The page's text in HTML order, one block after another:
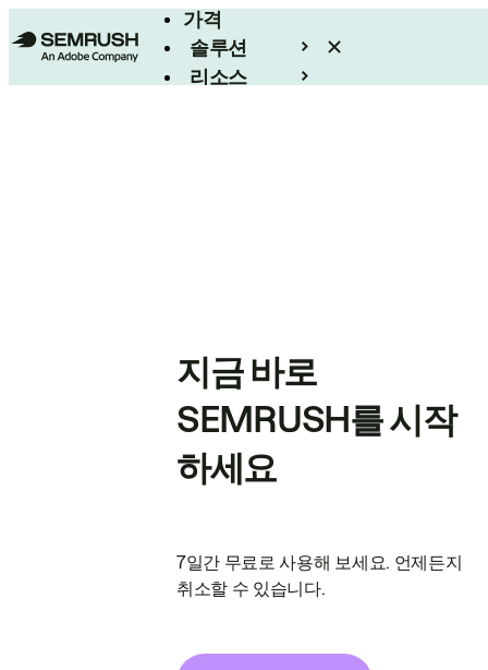
가격
솔루션
리소스
지금 바로
SEMRUSH를 시작
하세요
7일간 무료로 사용해 보세요. 언제든지
취소할 수 있습니다.